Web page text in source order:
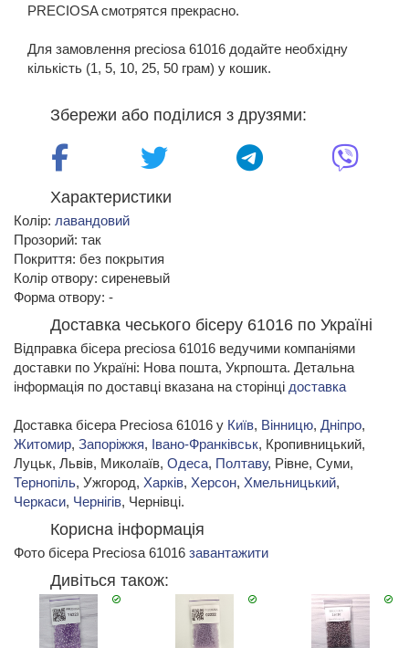
PRECIOSA смотрятся прекрасно.
Для замовлення preciosa 61016 додайте необхідну
кількість (1, 5, 10, 25, 50 грам) у кошик.
Збережи або поділися з друзями:
Характеристики
Колір: лавандовий
Прозорий: так
Покриття: без покрытия
Колір отвору: сиреневый
Форма отвору: -
Доставка чеського бісеру 61016 по Україні
Відправка бісера preciosa 61016 ведучими компаніями
доставки по Україні: Нова пошта, Укрпошта. Детальна
інформація по доставці вказана на сторінці доставка
Доставка бісера Preciosa 61016 у Київ, Вінницю, Дніпро,
Житомир, Запоріжжя, Івано-Франківськ, Кропивницький,
Луцьк, Львів, Миколаїв, Одеса, Полтаву, Рівне, Суми,
Тернопіль, Ужгород, Харків, Херсон, Хмельницький,
Черкаси, Чернігів, Чернівці.
Корисна інформація
Фото бісера Preciosa 61016 завантажити
Дивіться також: